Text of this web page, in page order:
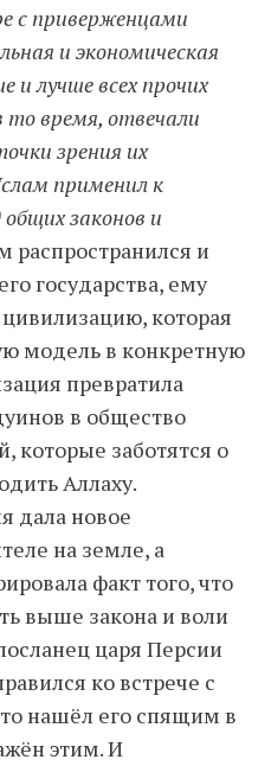
с приверженцами
и экономическая
и лучше всех прочих
время, отвечали
зрения их
применил к
законов и
распространился и
государства, ему
которая
модель в конкретную
превратила
в общество
которые заботятся о
Аллаху.
дала новое
на земле, а
факт того, что
выше закона и воли
царя Персии
ко встрече с
нашёл его спящим в
этим. И